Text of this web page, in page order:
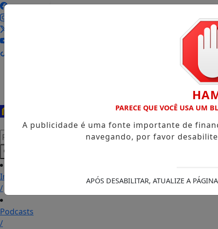
Pesquisar Notícia
Início
/
Podcasts
/
PARECE QUE VOCÊ USA UM
A publicidade é uma fonte importante de
navegando, por favor
APÓS DESABILITAR, ATUALIZE A